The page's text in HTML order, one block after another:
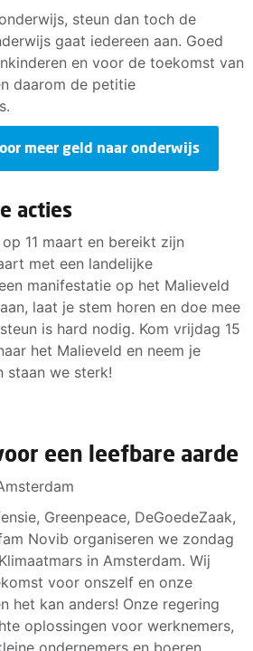
steun dan toch de
gaat iedereen aan. Goed
en voor de toekomst van
daarom de petitie
meer geld naar onderwijs
acties
11 maart en bereikt zijn
met een landelijke
manifestatie op het Malieveld
laat je stem horen en doe mee
is hard nodig. Kom vrijdag 15
het Malieveld en neem je
staan we sterk!
een leefbare aarde
Greenpeace, DeGoedeZaak,
Novib organiseren we zondag
in Amsterdam. Wij
voor onszelf en onze
het kan anders! Onze regering
oplossingen voor werknemers,
ondernemers en boeren.